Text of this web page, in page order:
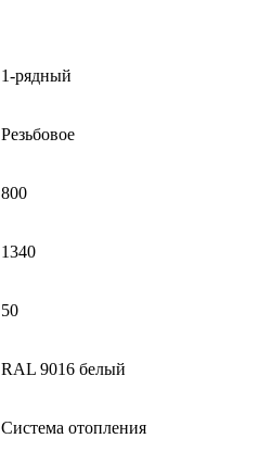
1-рядный
Резьбовое
800
1340
50
RAL 9016 белый
Система отопления